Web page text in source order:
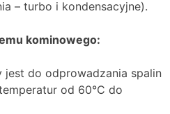
– turbo i kondensacyjne).
kominowego:
jest do odprowadzania spalin
od 60°C do